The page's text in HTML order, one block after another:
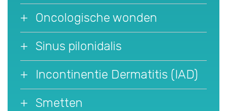
Oncologische wonden
Sinus pilonidalis
Incontinentie Dermatitis (IAD)
Smetten